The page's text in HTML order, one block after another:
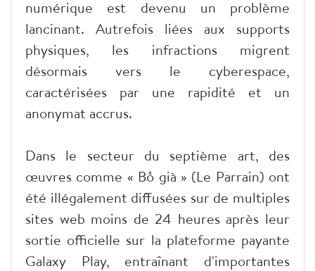
numérique est devenu un problème
lancinant. Autrefois liées aux supports
physiques, les infractions migrent
désormais vers le cyberespace,
caractérisées par une rapidité et un
anonymat accrus.
Dans le secteur du septième art, des
œuvres comme « Bố già » (Le Parrain) ont
été illégalement diffusées sur de multiples
sites web moins de 24 heures après leur
sortie officielle sur la plateforme payante
Galaxy Play, entraînant d'importantes